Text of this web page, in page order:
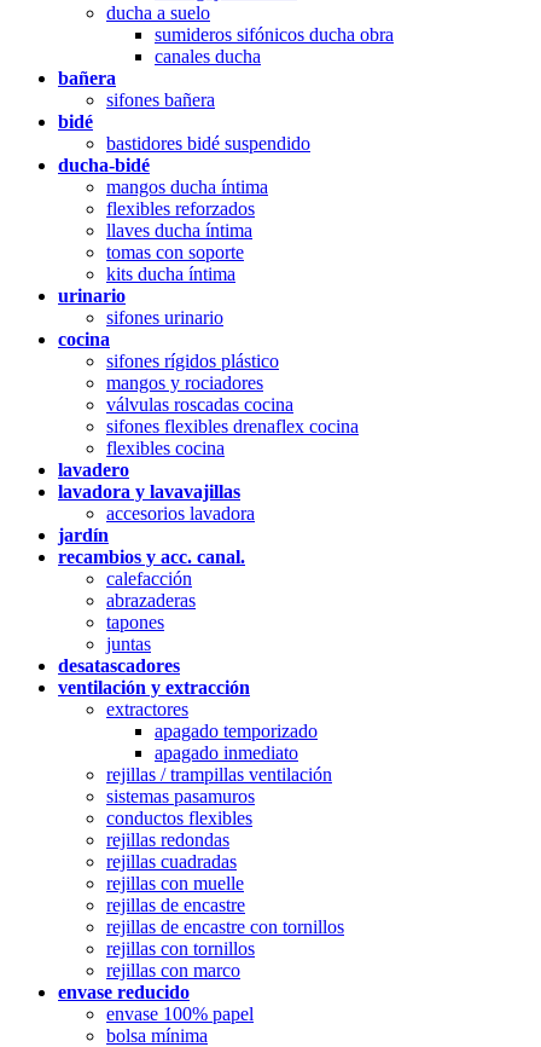
ducha a suelo
sumideros sifónicos ducha obra
canales ducha
bañera
sifones bañera
bidé
bastidores bidé suspendido
ducha-bidé
mangos ducha íntima
flexibles reforzados
llaves ducha íntima
tomas con soporte
kits ducha íntima
urinario
sifones urinario
cocina
sifones rígidos plástico
mangos y rociadores
válvulas roscadas cocina
sifones flexibles drenaflex cocina
flexibles cocina
lavadero
lavadora y lavavajillas
accesorios lavadora
jardín
recambios y acc. canal.
calefacción
abrazaderas
tapones
juntas
desatascadores
ventilación y extracción
extractores
apagado temporizado
apagado inmediato
rejillas / trampillas ventilación
sistemas pasamuros
conductos flexibles
rejillas redondas
rejillas cuadradas
rejillas con muelle
rejillas de encastre
rejillas de encastre con tornillos
rejillas con tornillos
rejillas con marco
envase reducido
envase 100% papel
bolsa mínima